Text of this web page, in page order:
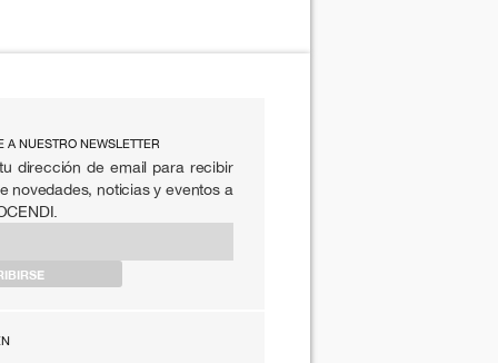
A NUESTRO NEWSLETTER
dirección de email para recibir
novedades, noticias y eventos a